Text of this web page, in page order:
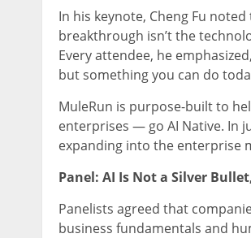
In his keynote, Cheng Fu
breakthrough isn’t the
Every attendee, he
but something you can do
MuleRun is purpose-built to
enterprises — go AI Native. In
expanding into the enterprise
Panel: AI Is Not a Silver
Panelists agreed that
business fundamentals and